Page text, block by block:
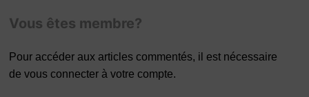
Vous êtes membre?
Pour accéder aux articles commentés, il est nécessaire
de vous connecter à votre compte.